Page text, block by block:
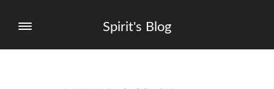
Spirit's Blog